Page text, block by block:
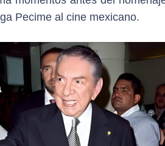
Pecime al cine mexicano.